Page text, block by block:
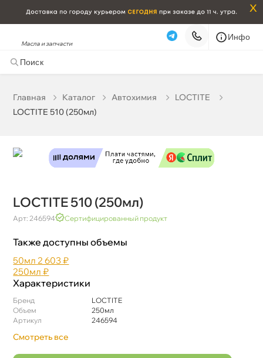
x
Масла и запчасти
Инфо
Главная Катало Автохимия
LOCTITE
LOCTITE 510 (250мл)
LOCTITE 510 (250мл)
Арт: 246594 Сертифицированный продукт
Также доступны объемы
50мл 2 603 ₽
250мл ₽
Характеристики
Бренд
LOCTITE
Объем
250мл
Артикул
246594
Смотреть все
Самовывоз